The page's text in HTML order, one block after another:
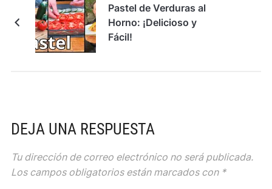
Pastel de Verduras al
Horno: ¡Delicioso y
Fácil!
DEJA UNA RESPUESTA
Tu dirección de correo electrónico no será publicada.
Los campos obligatorios están marcados con *